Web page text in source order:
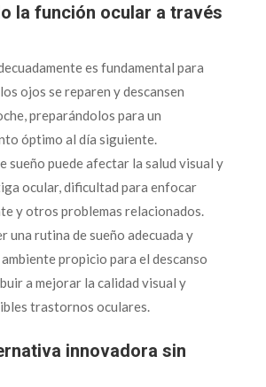
la función ocular a través
es fundamental para
ojos se reparen y descansen
preparándolos para un
óptimo al día siguiente.
sueño puede afectar la salud visual y
ocular, dificultad para enfocar
y otros problemas relacionados.
una rutina de sueño adecuada y
propicio para el descanso
a mejorar la calidad visual y
trastornos oculares.
innovadora sin